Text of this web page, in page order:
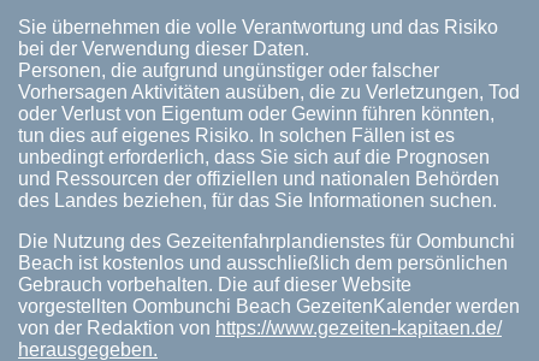
Sie übernehmen die volle Verantwortung und das Risiko
bei der Verwendung dieser Daten.
Personen, die aufgrund ungünstiger oder falscher
Vorhersagen Aktivitäten ausüben, die zu Verletzungen, Tod
oder Verlust von Eigentum oder Gewinn führen könnten,
tun dies auf eigenes Risiko. In solchen Fällen ist es
unbedingt erforderlich, dass Sie sich auf die Prognosen
und Ressourcen der offiziellen und nationalen Behörden
des Landes beziehen, für das Sie Informationen suchen.
Die Nutzung des Gezeitenfahrplandienstes für Oombunchi
Beach ist kostenlos und ausschließlich dem persönlichen
Gebrauch vorbehalten. Die auf dieser Website
vorgestellten Oombunchi Beach GezeitenKalender werden
von der Redaktion von https://www.gezeiten-kapitaen.de/
herausgegeben.